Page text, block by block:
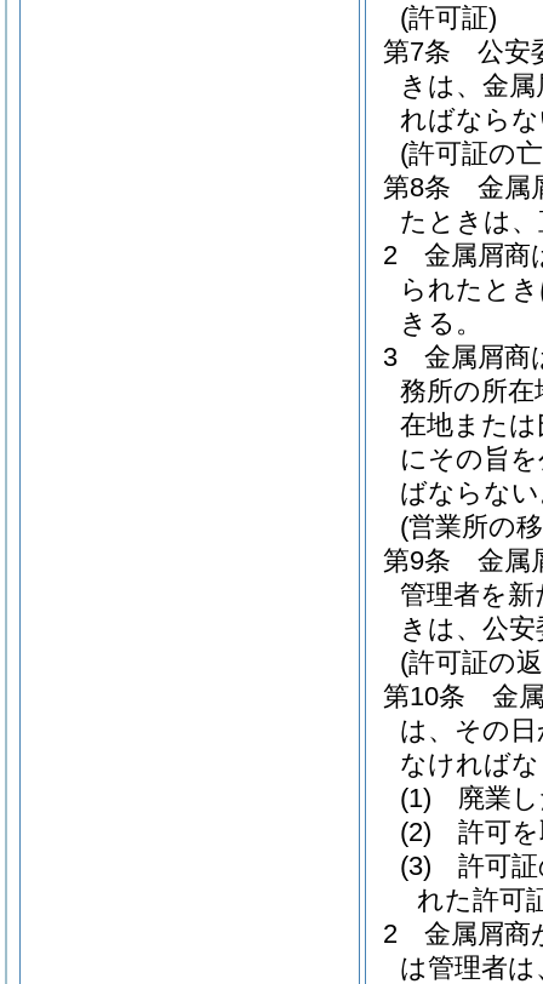
(許可証)
第7条
公安
きは、金
ればなら
(許可証の
第8条
金属
たときは
2
金属屑商
られたと
きる。
3
金属屑商
務所の所
在地また
にその旨
ばならな
(営業所の
第9条
金属
管理者を
きは、公
(許可証の
第10条
金
は、その
なければ
(1)
廃業
(2)
許可
(3)
許可
れた許可
2
金属屑商
は管理者は